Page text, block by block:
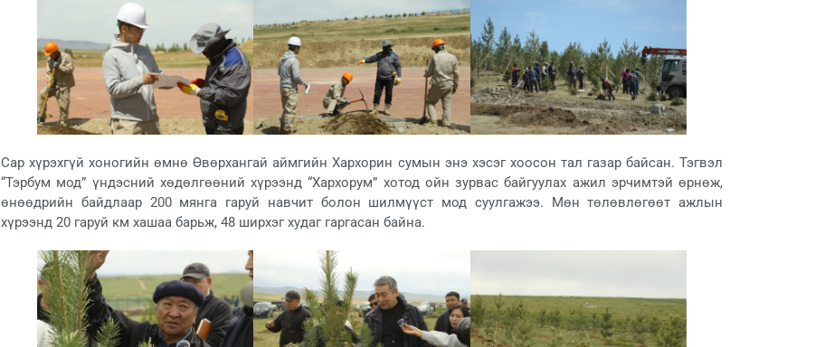
Сар хүрэхгүй хоногийн өмнө Өвөрхангай аймгийн Хархорин сумын энэ хэсэг хоосон тал газар байсан. Тэгвэл
“Тэрбум мод” үндэсний хөдөлгөөний хүрээнд “Хархорум” хотод ойн зурвас байгуулах ажил эрчимтэй өрнөж,
өнөөдрийн байдлаар 200 мянга гаруй навчит болон шилмүүст мод суулгажээ. Мөн төлөвлөгөөт ажлын
хүрээнд 20 гаруй км хашаа барьж, 48 ширхэг худаг гаргасан байна.